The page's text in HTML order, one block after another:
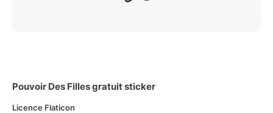
Pouvoir Des Filles gratuit sticker
Licence Flaticon